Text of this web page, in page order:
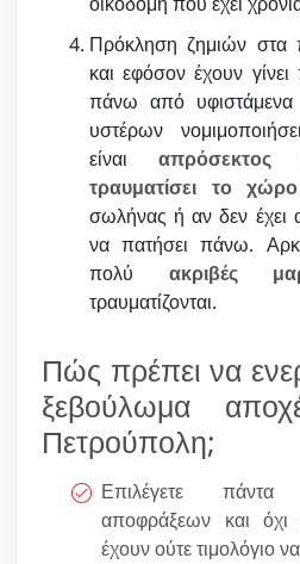
Πρόκληση ζημιών στα
και εφόσον έχουν
πάνω από υφιστάμενα
υστέρων
είναιαπρόσεκτος
τραυματίσει το χώρο
σωλήνας ή αν δεν έχει
να πατήσει πάνω.
πολύ ακριβές
τραυματίζονται.
Πώς πρέπει να
ξεβούλωμα
Πετρούπολη;
Επιλέγετε πάντα
αποφράξεων και όχι
έχουν ούτε τιμολόγιο